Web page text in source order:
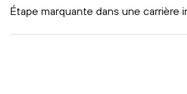
Étape marquante dans une carrière